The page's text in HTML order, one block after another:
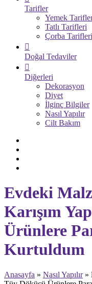
Tarifler
Yemek
Tatlı Tarifleri
Çorba Tarifleri
Doğal Tedaviler
Diğerleri
Dekorasyon
Diyet
İlginç Bilgiler
Nasıl Yapılır
Cilt Bakım
Evdeki
Karışım
Ürünlere
Kurtuldum
Anasayfa » Nasıl Yapılır »